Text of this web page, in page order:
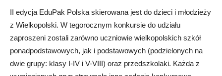
II edycja EduPak Polska skierowana jest do dzieci i młodzieży
z Wielkopolski. W tegorocznym konkursie do udziału
zaproszeni zostali zarówno uczniowie wielkopolskich szkół
ponadpodstawowych, jak i podstawowych (podzielonych na
dwie grupy: klasy I-IV i V-VIII) oraz przedszkolaki. Każda z